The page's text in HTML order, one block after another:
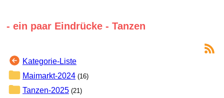
- ein paar Eindrücke - Tanzen
Kategorie-Liste
Maimarkt-2024 (16)
Tanzen-2025 (21)